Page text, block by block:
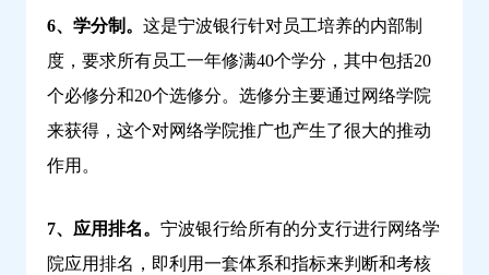
6、学分制。 这是宁波银行针对员工培养的内部制
度，要求所有员工一年修满40个学分，其中包括20
个必修分和20个选修分。选修分主要通过网络学院
来获得，这个对网络学院推广也产生了很大的推动
作用。
7、应用排名。 宁波银行给所有的分支行进行网络学
院应用排名，即利用一套体系和指标来判断和考核